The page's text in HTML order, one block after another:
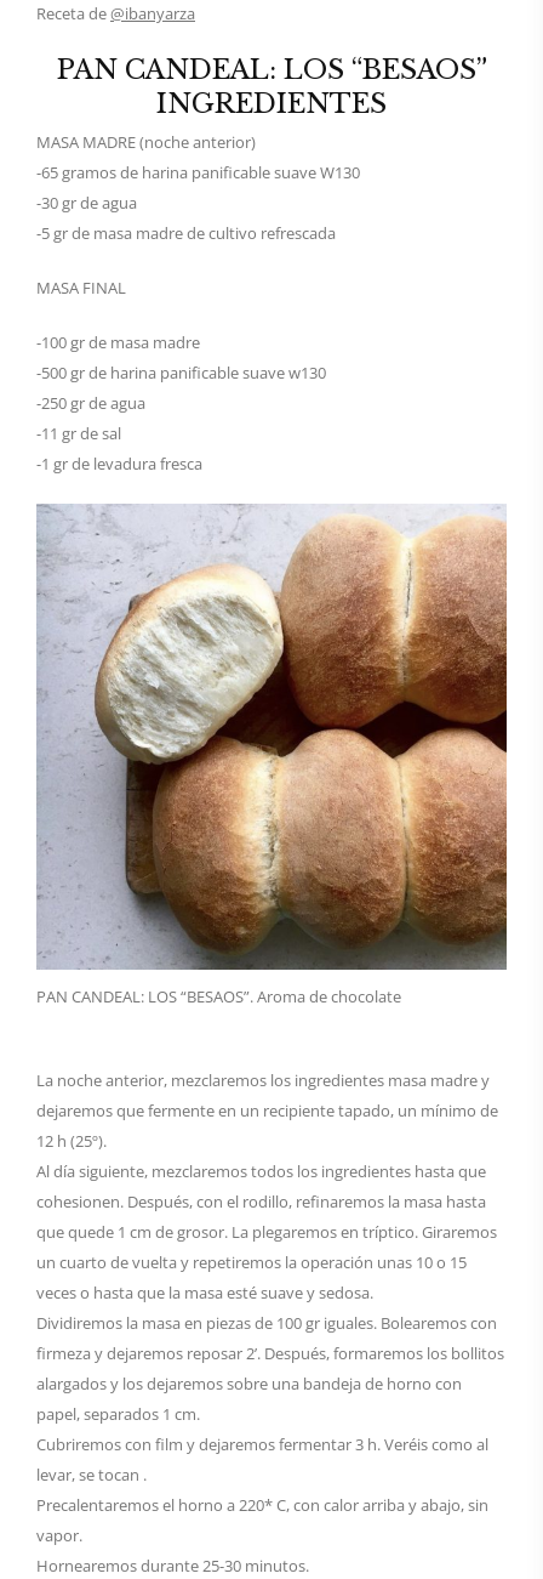
Receta de@ibanyarza
PAN CANDEAL: LOS “BESAOS”
INGREDIENTES
MASA MADRE (noche anterior)
-65 gramos de harina panificable suave W130
-30 gr de agua
-5 gr de masa madre de cultivo refrescada
MASA FINAL
-100 gr de masa madre
-500 gr de harina panificable suave w130
-250 gr de agua
-11 gr de sal
-1 gr de levadura fresca
PAN CANDEAL: LOS “BESAOS”. Aroma de chocolate
La noche anterior, mezclaremos los ingredientes masa madre y
dejaremos que fermente en un recipiente tapado, un mínimo de
12 h (25º).
Al día siguiente, mezclaremos todos los ingredientes hasta que
cohesionen. Después, con el rodillo, refinaremos la masa hasta
que quede 1 cm de grosor. La plegaremos en tríptico. Giraremos
un cuarto de vuelta y repetiremos la operación unas 10 o 15
veces o hasta que la masa esté suave y sedosa.
Dividiremos la masa en piezas de 100 gr iguales. Bolearemos con
firmeza y dejaremos reposar 2’. Después, formaremos los bollitos
alargados y los dejaremos sobre una bandeja de horno con
papel, separados 1 cm.
Cubriremos con film y dejaremos fermentar 3 h. Veréis como al
levar, se tocan .
Precalentaremos el horno a 220* C, con calor arriba y abajo, sin
vapor.
Hornearemos durante 25-30 minutos.